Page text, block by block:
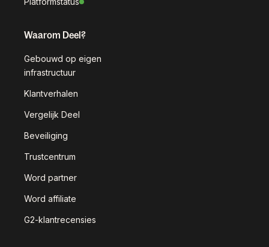
Waarom Deel?
Gebouwd op eigen
infrastructuur
Klantverhalen
Vergelijk Deel
Beveiliging
Trustcentrum
Word partner
Word affiliate
G2-klantrecensies